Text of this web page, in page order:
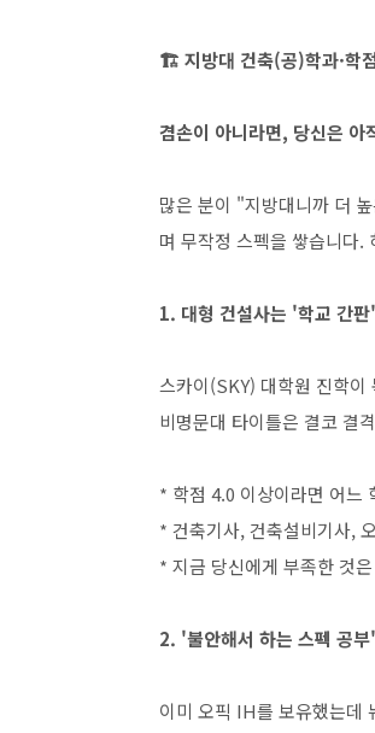
🏗️ 지방대 건축(공)학과·학
겸손이 아니라면, 당신은
많은 분이 "지방대니까 더
며 무작정 스펙을 쌓습니다.
1. 대형 건설사는 '학교 간
스카이(SKY) 대학원 진학이
비명문대 타이틀은 결코 결
* 학점 4.0 이상이라면 어느
* 건축기사, 건축설비기사,
* 지금 당신에게 부족한 것
2. '불안해서 하는 스펙 공
이미 오픽 IH를 보유했는데